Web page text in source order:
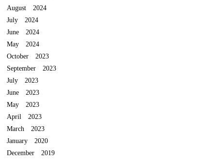
August 2024
July 2024
June 2024
May 2024
October 2023
September 2023
July 2023
June 2023
May 2023
April 2023
March 2023
January 2020
December 2019